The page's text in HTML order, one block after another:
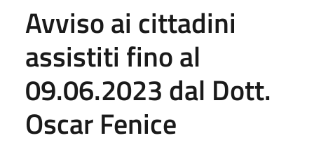
Avviso ai cittadini
assistiti fino al
09.06.2023 dal Dott.
Oscar Fenice